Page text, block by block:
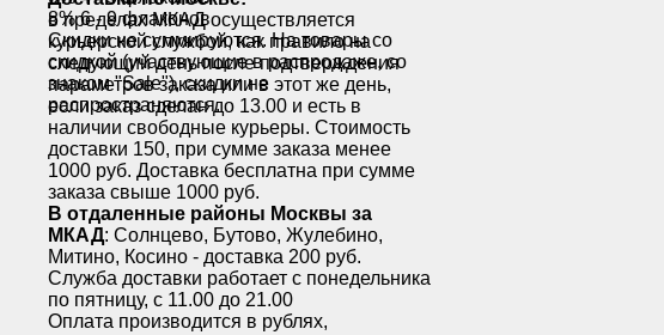
8% 6 - 9 флаконов
Скидки не суммируются. На товары со
скидкой (участвующие в распродаже, со
знаком "Sale"), скидки не
распространяются.
в пределах МКАД осуществляется
курьерской службой, как правило на
следующий день после подтверждения
параметров заказа или в этот же день,
если заказ сделан до 13.00 и есть в
наличии свободные курьеры. Стоимость
доставки 150, при сумме заказа менее
1000 руб. Доставка бесплатна при сумме
заказа свыше 1000 руб.
В отдаленные районы Москвы за
МКАД: Солнцево, Бутово, Жулебино,
Митино, Косино - доставка 200 руб.
Служба доставки работает с понедельника
по пятницу, с 11.00 до 21.00
Оплата производится в рублях,